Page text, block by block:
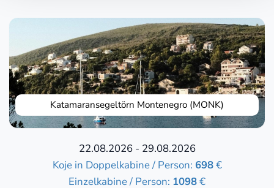
Katamaransegeltörn Montenegro (MONK)
22.08.2026 - 29.08.2026
Koje in Doppelkabine / Person: 698€
Einzelkabine / Person: 1098€